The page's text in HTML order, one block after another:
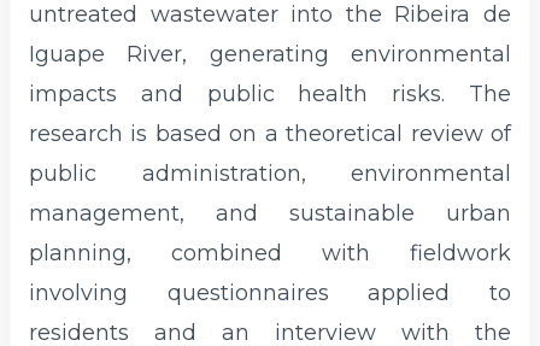
untreated wastewater into the Ribeira de
Iguape River, generating environmental
impacts and public health risks. The
research is based on a theoretical review of
public administration, environmental
management, and sustainable urban
planning, combined with fieldwork
involving questionnaires applied to
residents and an interview with the